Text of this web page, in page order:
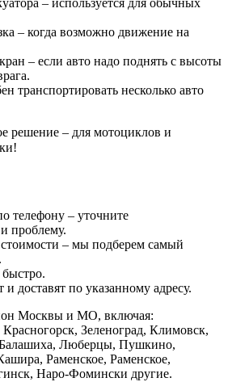
– используется для обычных
– когда возможно движение на
– если авто надо поднять с высоты
транспортировать несколько авто
решение – для мотоциклов и
телефону – уточните
проблему.
– мы подберем самый
доставят по указанному адресу.
Москвы и МО, включая:
Зеленоград, Климовск,
Люберцы, Пушкино,
Раменское, Раменское,
Наро-Фомински другие.